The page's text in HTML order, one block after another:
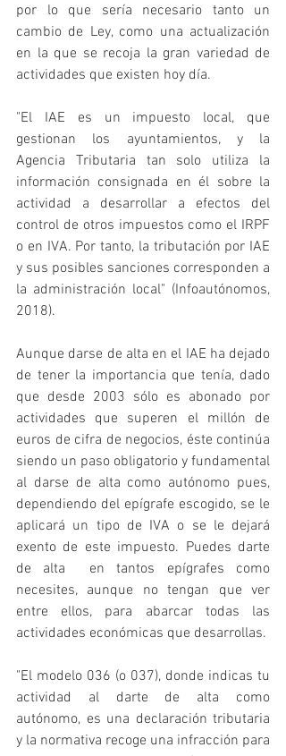
por lo que sería necesario tanto un
cambio de Ley, como una actualización
en la que se recoja la gran variedad de
actividades que existen hoy día.
"El IAE es un impuesto local, que
gestionan los ayuntamientos, y la
Agencia Tributaria tan solo utiliza la
información consignada en él sobre la
actividad a desarrollar a efectos del
control de otros impuestos como el IRPF
o en IVA. Por tanto, la tributación por IAE
y sus posibles sanciones corresponden a
la administración local" (Infoautónomos,
2018).
Aunque darse de alta en el IAE ha dejado
de tener la importancia que tenía, dado
que desde 2003 sólo es abonado por
actividades que superen el millón de
euros de cifra de negocios, éste continúa
siendo un paso obligatorio y fundamental
al darse de alta como autónomo pues,
dependiendo del epígrafe escogido, se le
aplicará un tipo de IVA o se le dejará
exento de este impuesto. Puedes darte
de alta  en tantos epígrafes como
necesites, aunque no tengan que ver
entre ellos, para abarcar todas las
actividades económicas que desarrollas.
"El modelo 036 (o 037), donde indicas tu
actividad al darte de alta como
autónomo, es una declaración tributaria
y la normativa recoge una infracción para